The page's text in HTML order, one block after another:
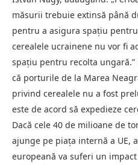
măsurii trebuie extinsă până
pentru a asigura spațiu
cerealele ucrainene nu vor fi
spațiu pentru recolta
că porturile de la Marea
privind cerealele nu a fost
este de acord să expedieze
Dacă cele 40 de milioane de
ajunge pe piața internă a UE,
europeană va suferi un